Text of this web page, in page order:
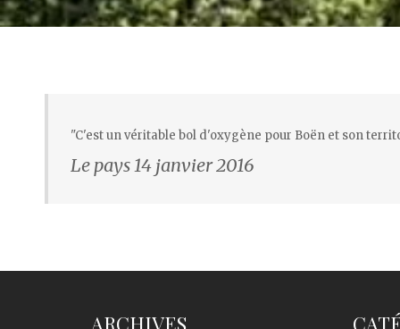
"C'est un véritable bol d'oxygène pour Boën et son
Le pays 14 janvier 2016